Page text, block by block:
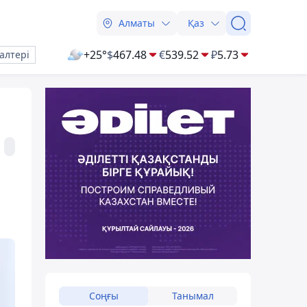
Алматы Қаз
+25°$467.48 €539.52 ₽5.73
Соңғы Танымал